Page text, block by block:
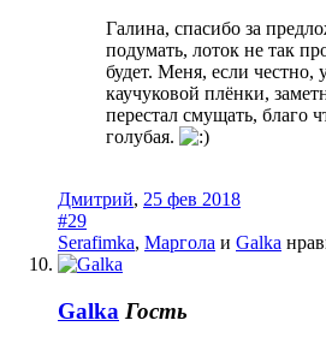
Галина, спасибо за
подумать, лоток не так
будет. Меня, если честно,
каучуковой плёнки,
перестал смущать, благо
голубая.
Дмитрий, 25 фев 2018
#29
Serafimka, Маргола и Galka
Galka Гость